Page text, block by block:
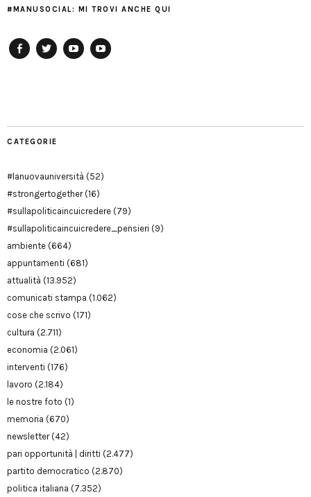
#MANUSOCIAL: MI TROVI ANCHE QUI
CATEGORIE
#lanuovauniversità (52)
#strongertogether(16)
#sullapoliticaincuicredere (79)
#sullapoliticaincuicredere_pensieri (9)
ambiente (664)
appuntamenti (681)
attualità (13.952)
comunicati stampa (1.062)
cose che scrivo (171)
cultura (2.711)
economia (2.061)
interventi (176)
lavoro (2.184)
le nostre foto (1)
memoria (670)
newsletter(42)
pari opportunità | diritti (2.477)
partito democratico (2.870)
politica italiana (7.352)